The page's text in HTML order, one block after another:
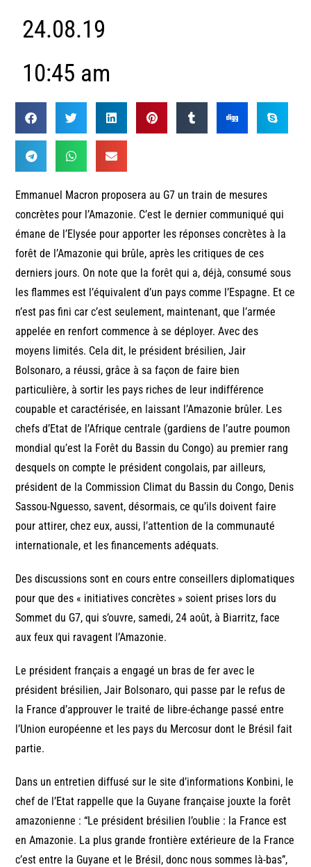
24.08.19
10:45 am
Emmanuel Macron proposera au G7 un train de mesures
concrètes pour l’Amazonie. C’est le dernier communiqué qui
émane de l’Elysée pour apporter les réponses concrètes à la
forêt de l’Amazonie qui brûle, après les critiques de ces
derniers jours. On note que la forêt qui a, déjà, consumé sous
les flammes est l’équivalent d’un pays comme l’Espagne. Et ce
n’est pas fini car c’est seulement, maintenant, que l’armée
appelée en renfort commence à se déployer. Avec des
moyens limités. Cela dit, le président brésilien, Jair
Bolsonaro, a réussi, grâce à sa façon de faire bien
particulière, à sortir les pays riches de leur indifférence
coupable et caractérisée, en laissant l’Amazonie brûler. Les
chefs d’Etat de l’Afrique centrale (gardiens de l’autre poumon
mondial qu’est la Forêt du Bassin du Congo) au premier rang
desquels on compte le président congolais, par ailleurs,
président de la Commission Climat du Bassin du Congo, Denis
Sassou-Nguesso, savent, désormais, ce qu’ils doivent faire
pour attirer, chez eux, aussi, l’attention de la communauté
internationale, et les financements adéquats.
Des discussions sont en cours entre conseillers diplomatiques
pour que des « initiatives concrètes » soient prises lors du
Sommet du G7, qui s’ouvre, samedi, 24 août, à Biarritz, face
aux feux qui ravagent l’Amazonie.
Le président français a engagé un bras de fer avec le
président brésilien, Jair Bolsonaro, qui passe par le refus de
la France d’approuver le traité de libre-échange passé entre
l’Union européenne et les pays du Mercosur dont le Brésil fait
partie.
Dans un entretien diffusé sur le site d’informations Konbini, le
chef de l’Etat rappelle que la Guyane française jouxte la forêt
amazonienne : “Le président brésilien l’oublie : la France est
en Amazonie. La plus grande frontière extérieure de la France
c’est entre la Guyane et le Brésil, donc nous sommes là-bas”,